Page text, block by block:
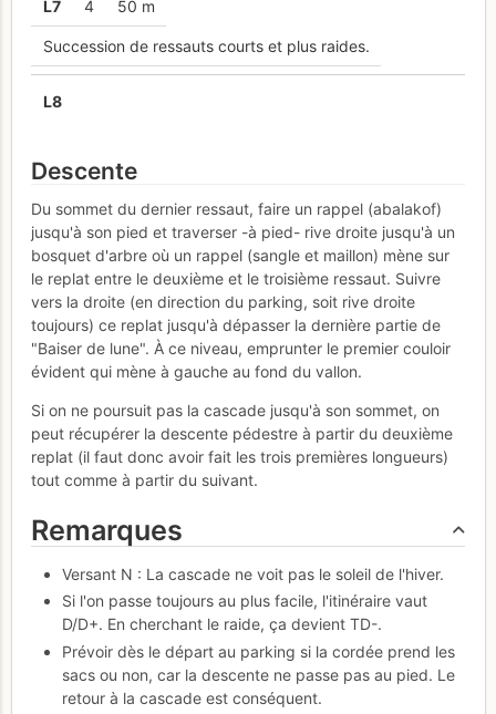
L7 4 50 m
Succession de ressauts courts et plus raides.
L8
Descente
Du sommet du dernier ressaut, faire un rappel (abalakof)
jusqu'à son pied et traverser -à pied- rive droite jusqu'à un
bosquet d'arbre où un rappel (sangle et maillon) mène sur
le replat entre le deuxième et le troisième ressaut. Suivre
vers la droite (en direction du parking, soit rive droite
toujours) ce replat jusqu'à dépasser la dernière partie de
"Baiser de lune". À ce niveau, emprunter le premier couloir
évident qui mène à gauche au fond du vallon.
Si on ne poursuit pas la cascade jusqu'à son sommet, on
peut récupérer la descente pédestre à partir du deuxième
replat (il faut donc avoir fait les trois premières longueurs)
tout comme à partir du suivant.
Remarques
Versant N : La cascade ne voit pas le soleil de l'hiver.
Si l'on passe toujours au plus facile, l'itinéraire vaut
D/D+. En cherchant le raide, ça devient TD-.
Prévoir dès le départ au parking si la cordée prend les
sacs ou non, car la descente ne passe pas au pied. Le
retour à la cascade est conséquent.